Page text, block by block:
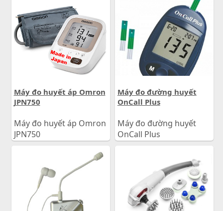
Máy đo huyết áp Omron
JPN750
Máy đo huyết áp Omron
JPN750
Máy đo đường huyết
OnCall Plus
Máy đo đường huyết
OnCall Plus